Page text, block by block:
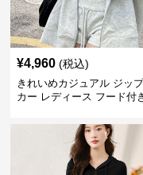
¥4,960 (税込)
きれいめカジュアル ジッ
カー レディース フード付
風カジュアル